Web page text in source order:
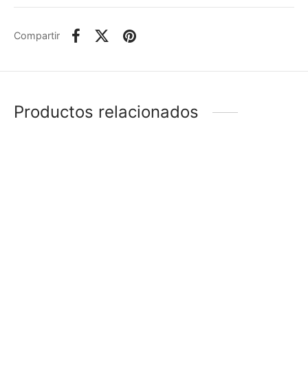
Compartir
Productos relacionados